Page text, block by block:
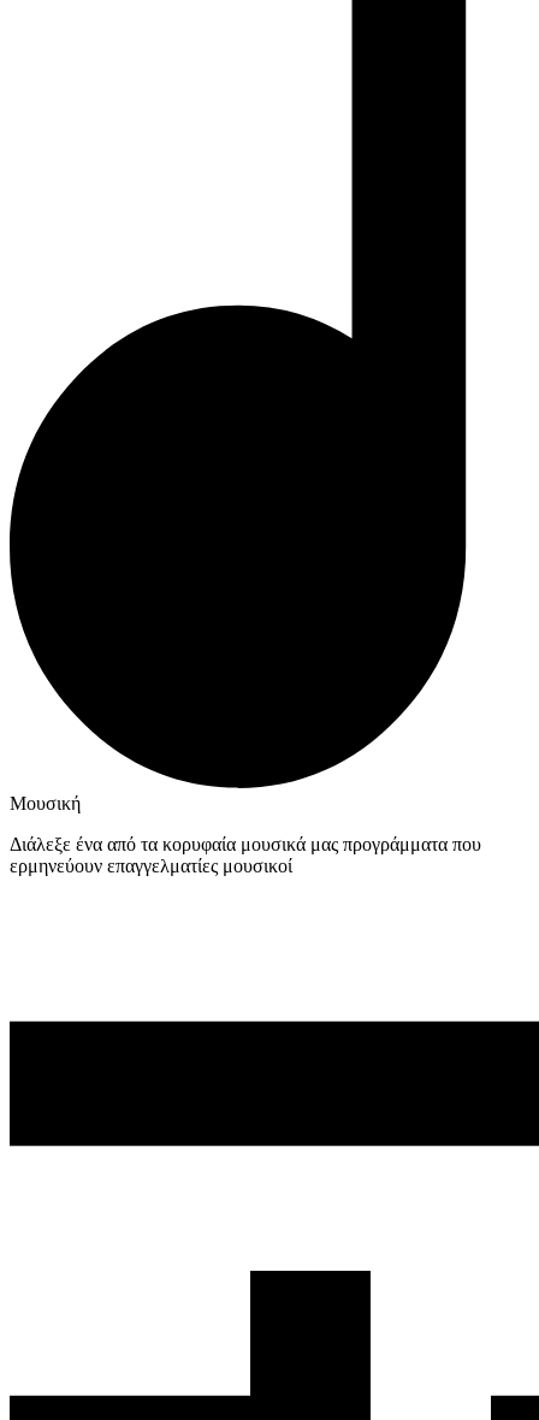
Μουσική
Διάλεξε ένα από τα κορυφαία μουσικά μας προγράμματα που
ερμηνεύουν επαγγελματίες μουσικοί